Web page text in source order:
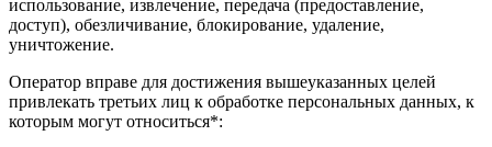
использование, извлечение, передача (предоставление,
доступ), обезличивание, блокирование, удаление,
уничтожение.
Оператор вправе для достижения вышеуказанных целей
привлекать третьих лиц к обработке персональных данных, к
которым могут относиться*: